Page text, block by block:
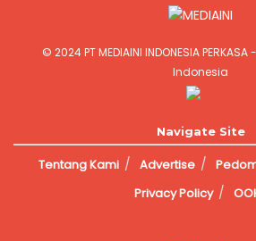
© 2024PT MEDIAINI INDONESIA PERKASA
Indonesia
Navigate Site
Tentang Kami Advertise
Privacy Policy